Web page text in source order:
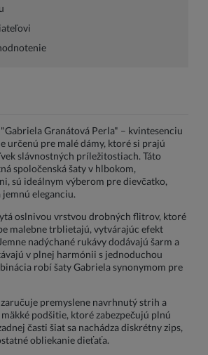
Granátová Perla" – kvintesenciu
určenú pre malé dámy, ktoré si prajú
slávnostných príležitostiach. Táto
spoločenská šaty v hlbokom,
sú ideálnym výberom pre dievčatko,
eleganciu.
oslnivou vrstvou drobných flitrov, ktoré
malebne trblietajú, vytvárajúc efekt
nadýchané rukávy dodávajú šarm a
v plnej harmónii s jednoduchou
robí šaty Gabriela synonymom pre
premyslene navrhnutý strih a
podšitie, ktoré zabezpečujú plnú
časti šiat sa nachádza diskrétny zips,
obliekanie dieťaťa.